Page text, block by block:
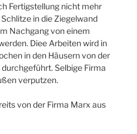
Fertigstellung nicht mehr
in die Ziegelwand
Nachgang von einem
Diee Arbeiten wird in
in den Häusern von der
Selbige Firma
verputzen.
von der Firma Marx aus